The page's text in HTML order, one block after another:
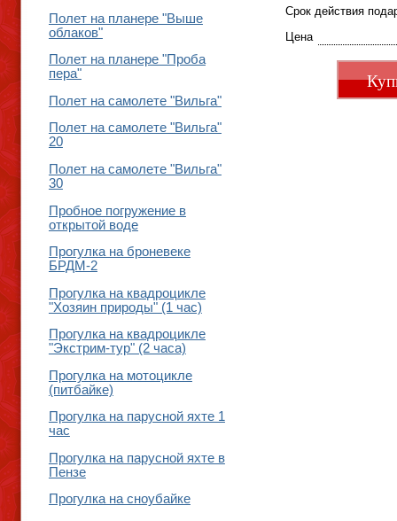
Срок действия
Цена
Полет на планере "Выше
облаков"
Полет на планере "Проба
пера"
Полет на самолете "Вильга"
Полет на самолете "Вильга"
20
Полет на самолете "Вильга"
30
Пробное погружение в
открытой воде
Прогулка на броневеке
БРДМ-2
Прогулка на квадроцикле
"Хозяин природы" (1 час)
Прогулка на квадроцикле
"Экстрим-тур" (2 часа)
Прогулка на мотоцикле
(питбайке)
Прогулка на парусной яхте 1
час
Прогулка на парусной яхте в
Пензе
Прогулка на сноубайке